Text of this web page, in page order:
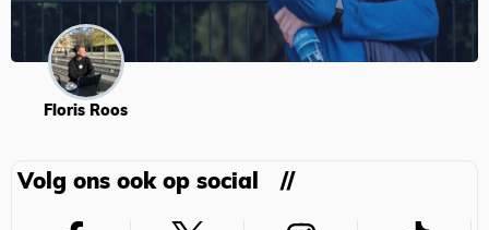
Floris Roos
Volg ons ook op social